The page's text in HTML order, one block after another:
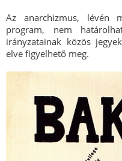
Az anarchizmus, lévén
program, nem
irányzatainak közös
elve figyelhető meg.